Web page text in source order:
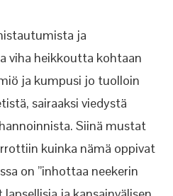
ja
viha heikkoutta kohtaan
ja kumpusi jo tuolloin
sairaaksi viedystä
Siinä mustat
kuinka nämä oppivat
on ”inhottaa neekerin